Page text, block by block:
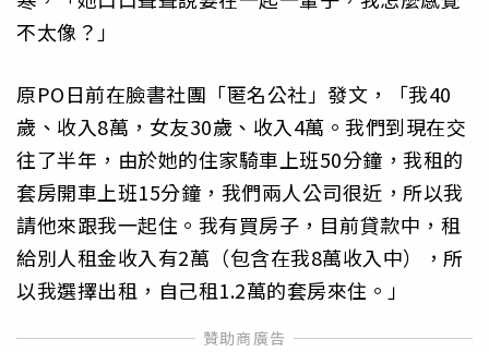
不太像？」
原PO日前在臉書社團「匿名公社」發文，「我40
歲、收入8萬，女友30歲、收入4萬。我們到現在交
往了半年，由於她的住家騎車上班50分鐘，我租的
套房開車上班15分鐘，我們兩人公司很近，所以我
請他來跟我一起住。我有買房子，目前貸款中，租
給別人租金收入有2萬（包含在我8萬收入中），所
以我選擇出租，自己租1.2萬的套房來住。」